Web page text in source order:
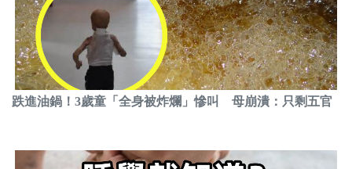
跌進油鍋！3歲童「全身被炸爛」慘叫 母崩潰：只剩五官